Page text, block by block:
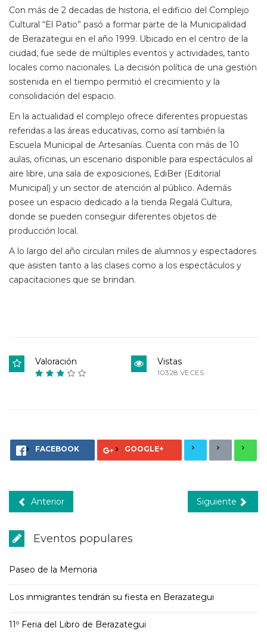
Con más de 2 decadas de historia, el edificio del Complejo
Cultural “El Patio” pasó a formar parte de la Municipalidad
de Berazategui en el año 1999. Ubicado en el centro de la
ciudad, fue sede de múltiples eventos y actividades, tanto
locales como nacionales. La decisión política de una gestión
sostenida en el tiempo permitió el crecimiento y la
consolidación del espacio.
En la actualidad el complejo ofrece diferentes propuestas
referidas a las áreas educativas, como así también la
Escuela Municipal de Artesanías. Cuenta con más de 10
aulas, oficinas, un escenario disponible para espectáculos al
aire libre, una sala de exposiciones, EdiBer (Editorial
Municipal) y un sector de atención al público. Además
posee un espacio dedicado a la tienda Regalá Cultura,
donde se pueden conseguir diferentes objetos de
producción local.
A lo largo del año circulan miles de alumnos y espectadores
que asisten tanto a las clases como a los espectáculos y
capacitaciones que se brindan.
Valoración Vistas
10328 VECES
FACEBOOK GOOGLE+
Anterior Siguiente
Eventos populares
Paseo de la Memoria
Los inmigrantes tendrán su fiesta en Berazategui
11º Feria del Libro de Berazategui